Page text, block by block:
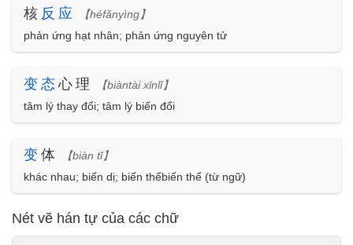
核 反 应
【héfǎnyìng】
phản ứng hạt nhân; phản ứng nguyên tử
变 态心理
【biàntài xīnlǐ】
tâm lý thay đổi; tâm lý biến đổi
变 体
【biàn tǐ】
khác nhau; biến dị; biến thểbiến thể (từ ngữ)
Nét vẽ hán tự của các chữ